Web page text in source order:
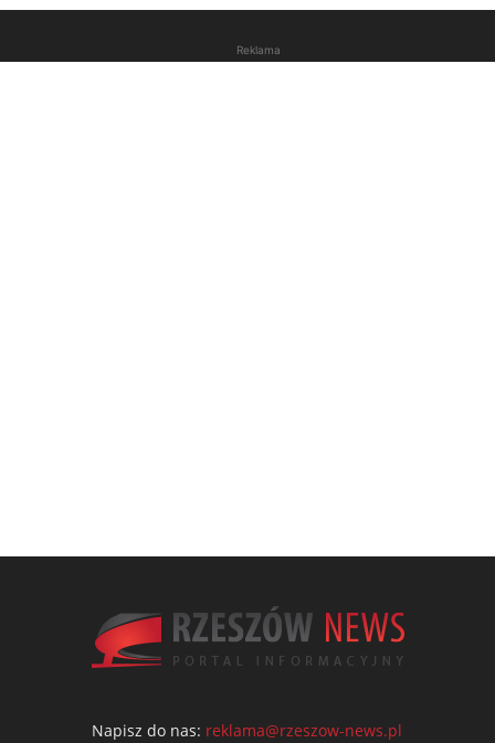
Reklama
Napisz do nas: reklama@rzeszow-news.pl